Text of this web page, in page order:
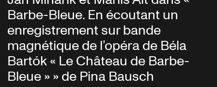
Barbe-Bleue. En écoutant un
enregistrement sur bande
magnétique de l’opéra de Béla
Bartók « Le Château de Barbe-
Bleue » » de Pina Bausch